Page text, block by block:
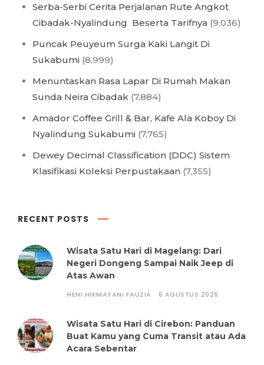
Serba-Serbi Cerita Perjalanan Rute Angkot
Cibadak-Nyalindung Beserta Tarifnya (9,036)
Puncak Peuyeum Surga Kaki Langit Di
Sukabumi (8,999)
Menuntaskan Rasa Lapar Di Rumah Makan
Sunda Neira Cibadak (7,884)
Amador Coffee Grill & Bar, Kafe Ala Koboy Di
Nyalindung Sukabumi (7,765)
Dewey Decimal Classification (DDC) Sistem
Klasifikasi Koleksi Perpustakaan (7,355)
RECENT POSTS
Wisata Satu Hari di Magelang: Dari
Negeri Dongeng Sampai Naik Jeep di
Atas Awan
HENI HIKMAYANI FAUZIA 6 AGUSTUS 2026
Wisata Satu Hari di Cirebon: Panduan
Buat Kamu yang Cuma Transit atau Ada
Acara Sebentar